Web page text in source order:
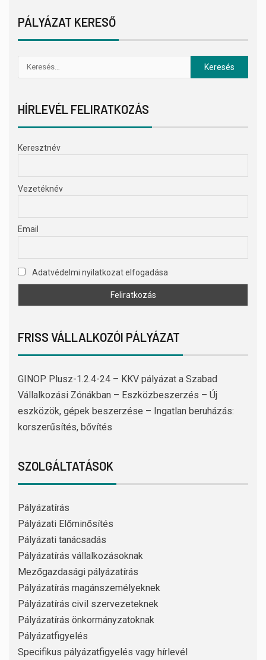
PÁLYÁZAT KERESŐ
HÍRLEVÉL FELIRATKOZÁS
Keresztnév
Vezetéknév
Email
Adatvédelmi nyilatkozat elfogadása
FRISS VÁLLALKOZÓI PÁLYÁZAT
GINOP Plusz-1.2.4-24 – KKV pályázat a Szabad
Vállalkozási Zónákban – Eszközbeszerzés – Új
eszközök, gépek beszerzése – Ingatlan beruházás:
korszerűsítés, bővítés
SZOLGÁLTATÁSOK
Pályázatírás
Pályázati Előminősítés
Pályázati tanácsadás
Pályázatírás vállalkozásoknak
Mezőgazdasági pályázatírás
Pályázatírás magánszemélyeknek
Pályázatírás civil szervezeteknek
Pályázatírás önkormányzatoknak
Pályázatfigyelés
Specifikus pályázatfigyelés vagy hírlevél